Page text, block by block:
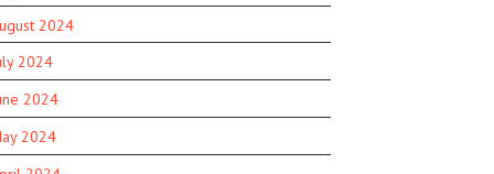
2024
2024
2024
2024